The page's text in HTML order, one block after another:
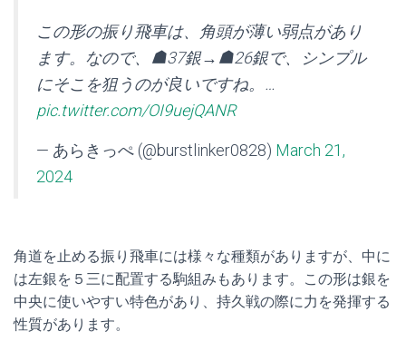
この形の振り飛車は、角頭が薄い弱点があり
ます。なので、☗37銀→☗26銀で、シンプル
にそこを狙うのが良いですね。…
pic.twitter.com/OI9uejQANR
— あらきっぺ (@burstlinker0828) March 21,
2024
角道を止める振り飛車には様々な種類がありますが、中に
は左銀を５三に配置する駒組みもあります。この形は銀を
中央に使いやすい特色があり、持久戦の際に力を発揮する
性質があります。